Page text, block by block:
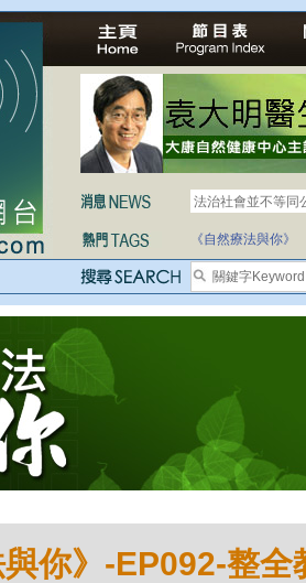
法治社會並不等同
《自然療法與你》
與你》-EP092-整